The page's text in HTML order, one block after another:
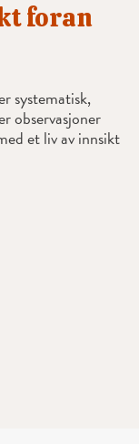
foran
systematisk,
observasjoner
et liv av innsikt